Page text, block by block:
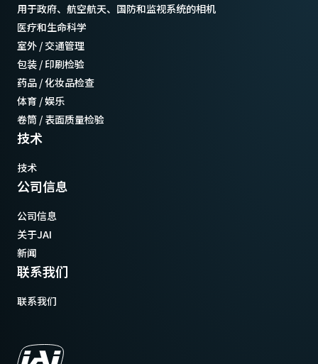
用于政府、航空航天、国防和监视系统的相机
医疗和生命科学
室外 / 交通管理
包装 / 印刷检验
药品 / 化妆品检查
体育 / 娱乐
卷筒 / 表面质量检验
技术
技术
公司信息
公司信息
关于JAI
新闻
联系我们
联系我们